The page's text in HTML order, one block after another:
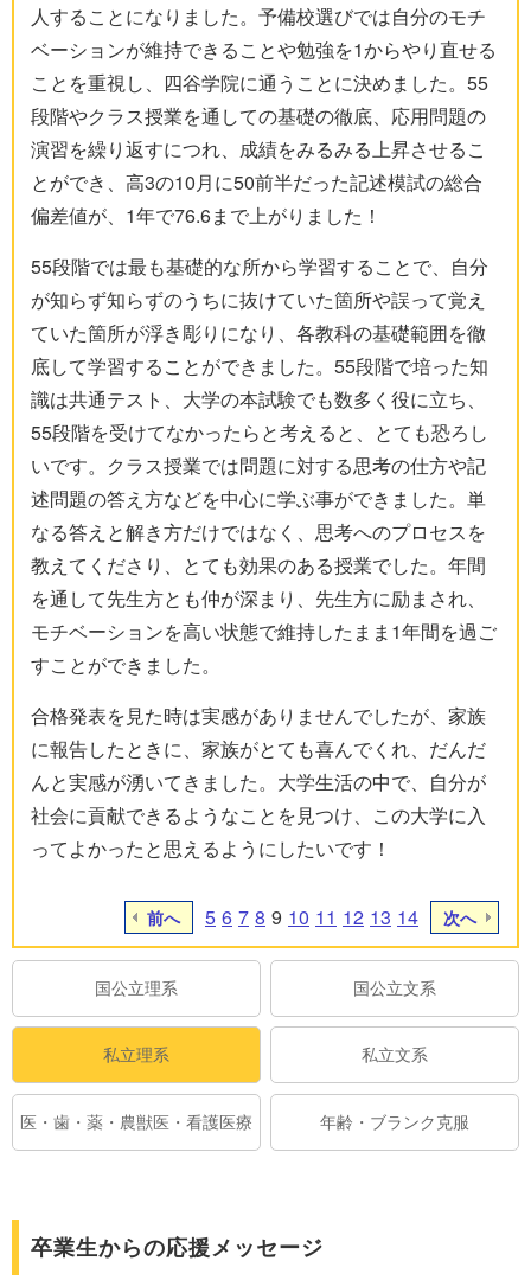
人することになりました。予備校選びでは自分のモチ
ベーションが維持できることや勉強を1からやり直せる
ことを重視し、四谷学院に通うことに決めました。55
段階やクラス授業を通しての基礎の徹底、応用問題の
演習を繰り返すにつれ、成績をみるみる上昇させるこ
とができ、高3の10月に50前半だった記述模試の総合
偏差値が、1年で76.6まで上がりました！
55段階では最も基礎的な所から学習することで、自分
が知らず知らずのうちに抜けていた箇所や誤って覚え
ていた箇所が浮き彫りになり、各教科の基礎範囲を徹
底して学習することができました。55段階で培った知
識は共通テスト、大学の本試験でも数多く役に立ち、
55段階を受けてなかったらと考えると、とても恐ろし
いです。クラス授業では問題に対する思考の仕方や記
述問題の答え方などを中心に学ぶ事ができました。単
なる答えと解き方だけではなく、思考へのプロセスを
教えてくださり、とても効果のある授業でした。年間
を通して先生方とも仲が深まり、先生方に励まされ、
モチベーションを高い状態で維持したまま1年間を過ご
すことができました。
合格発表を見た時は実感がありませんでしたが、家族
に報告したときに、家族がとても喜んでくれ、だんだ
んと実感が湧いてきました。大学生活の中で、自分が
社会に貢献できるようなことを見つけ、この大学に入
ってよかったと思えるようにしたいです！
前へ 5 6 7 8 9 10 11 12 13 14 次へ
国公立理系 国公立文系
私立理系 私立文系
医・歯・薬・農獣医・看護医療 年齢・ブランク克服
卒業生からの応援メッセージ